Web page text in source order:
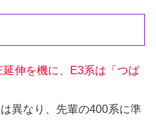
伸を機に、E3系は「つば
異なり、先輩の400系に準